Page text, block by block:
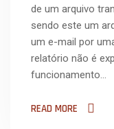
de um arquivo
sendo este um
um e-mail por
relatório não é
funcionamento…
READ MORE